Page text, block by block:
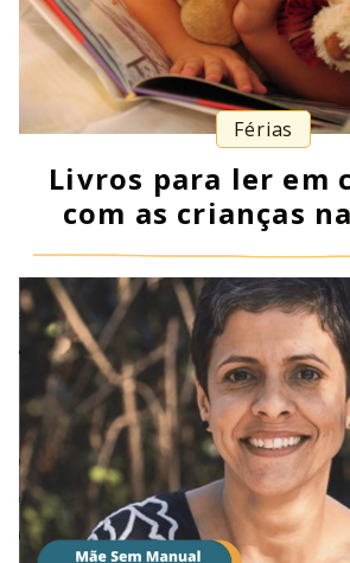
Férias
Livros para ler em
com as crianças